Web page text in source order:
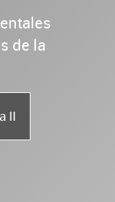
de la
II